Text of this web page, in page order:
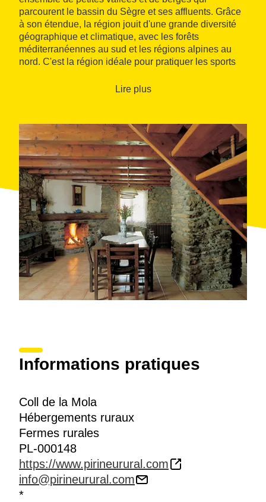
parcourent le bassin du Sègre et ses affluents. Grâce
à son étendue, la région jouit d'une grande diversité
géographique et climatique, avec les forêts
méditerranéennes au sud et les régions alpines au
nord. C'est la région idéale pour pratiquer les sports
les plus proches, on trouve
Lire plus
Informations pratiques
Coll de la Mola
Hébergements ruraux
Fermes rurales
PL-000148
https://www.pirineurural.com
info@pirineurural.com
*